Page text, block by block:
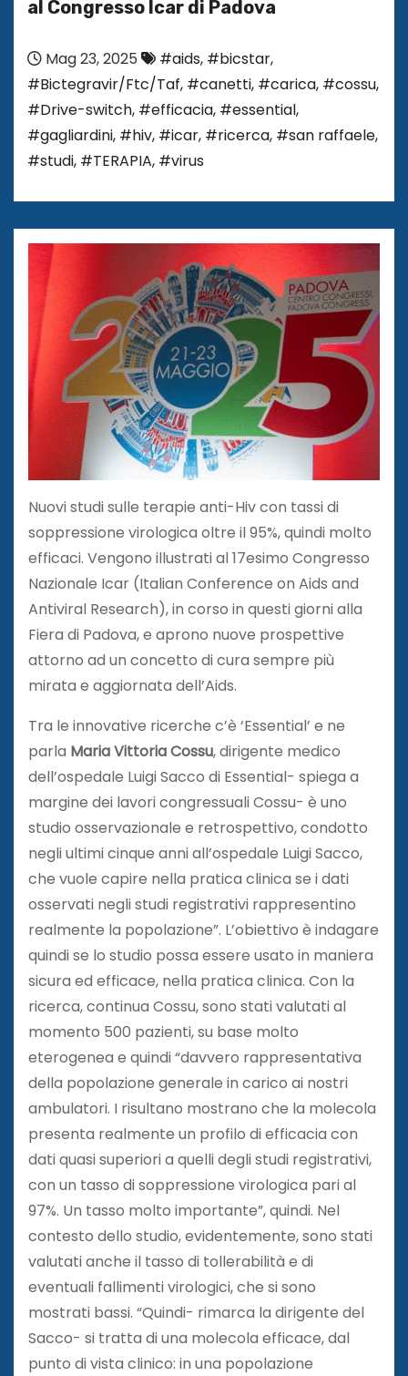
al Congresso Icar di Padova
Mag 23, 2025 #aids, #bicstar,
#Bictegravir/Ftc/Taf, #canetti, #carica, #cossu,
#Drive-switch, #efficacia, #essential,
#gagliardini, #hiv, #icar, #ricerca, #san raffaele,
#studi, #TERAPIA, #virus
Nuovi studi sulle terapie anti-Hiv con tassi di
soppressione virologica oltre il 95%, quindi molto
efficaci. Vengono illustrati al 17esimo Congresso
Nazionale Icar (Italian Conference on Aids and
Antiviral Research), in corso in questi giorni alla
Fiera di Padova, e aprono nuove prospettive
attorno ad un concetto di cura sempre più
mirata e aggiornata dell’Aids.
Tra le innovative ricerche c’è ‘Essential’ e ne
parla Maria Vittoria Cossu, dirigente medico
dell’ospedale Luigi Sacco di Essential- spiega a
margine dei lavori congressuali Cossu- è uno
studio osservazionale e retrospettivo, condotto
negli ultimi cinque anni all’ospedale Luigi Sacco,
che vuole capire nella pratica clinica se i dati
osservati negli studi registrativi rappresentino
realmente la popolazione”. L’obiettivo è indagare
quindi se lo studio possa essere usato in maniera
sicura ed efficace, nella pratica clinica. Con la
ricerca, continua Cossu, sono stati valutati al
momento 500 pazienti, su base molto
eterogenea e quindi “davvero rappresentativa
della popolazione generale in carico ai nostri
ambulatori. I risultano mostrano che la molecola
presenta realmente un profilo di efficacia con
dati quasi superiori a quelli degli studi registrativi,
con un tasso di soppressione virologica pari al
97%. Un tasso molto importante”, quindi. Nel
contesto dello studio, evidentemente, sono stati
valutati anche il tasso di tollerabilità e di
eventuali fallimenti virologici, che si sono
mostrati bassi. “Quindi- rimarca la dirigente del
Sacco- si tratta di una molecola efficace, dal
punto di vista clinico: in una popolazione